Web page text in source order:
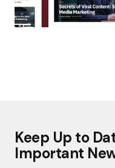
Keep Up to
Important